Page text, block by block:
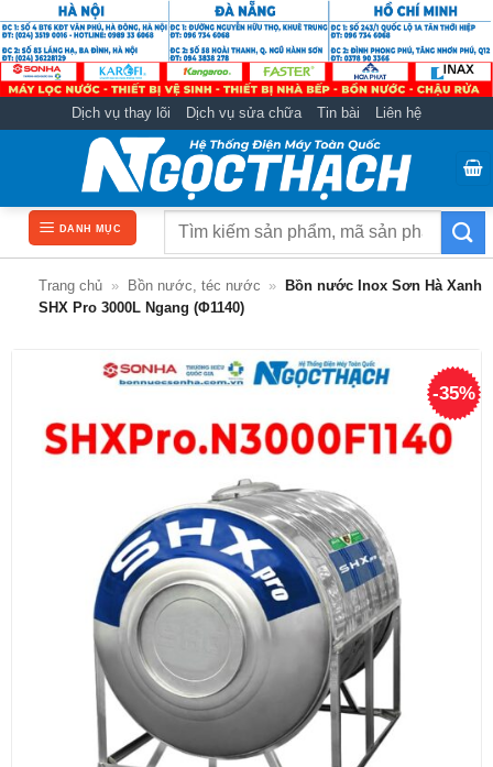
qua
nội
dung
Dịch vụ thay lõi Dịch vụ sửa chữa Tin bài Liên hệ
DANH MỤC
Tìm
Trang chủ » Bồn nước, téc nước »
Bồn nước Inox Sơn Hà Xanh
SHX Pro 3000L Ngang (Φ1140)
-35%